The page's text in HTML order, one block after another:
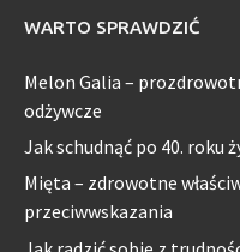
WARTO SPRAWDZIĆ
Melon Galia –
odżywcze
Jak schudnąć po 40. roku
Mięta – zdrowotne
przeciwwskazania